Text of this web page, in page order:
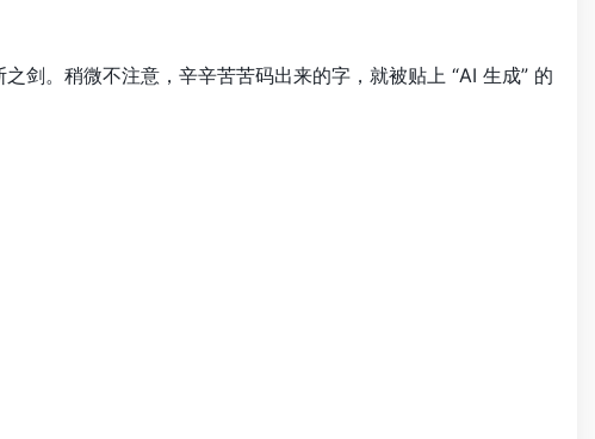
剑。稍微不注意，辛辛苦苦码出来的字，就被贴上 “AI 生成” 的